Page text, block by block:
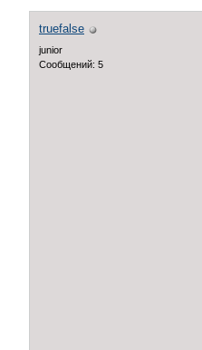
truefalse
junior
Сообщений: 5